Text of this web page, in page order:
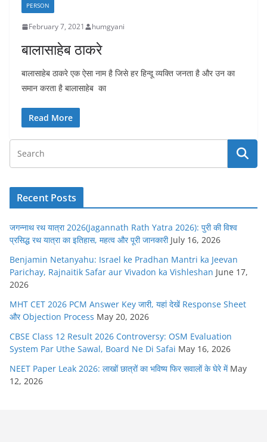
PERSON
February 7, 2021 humgyani
बालासाहेब ठाकरे
बालासाहेब ठाकरे एक ऐसा नाम है जिसे हर हिन्दू व्यक्ति जनता है और उन का
समान करता है बालासाहेब का
Read More
Recent Posts
जगन्नाथ रथ यात्रा 2026(Jagannath Rath Yatra 2026): पुरी की विश्व
प्रसिद्ध रथ यात्रा का इतिहास, महत्व और पूरी जानकारी July 16, 2026
Benjamin Netanyahu: Israel ke Pradhan Mantri ka Jeevan
Parichay, Rajnaitik Safar aur Vivadon ka Vishleshan June 17,
2026
MHT CET 2026 PCM Answer Key जारी, यहां देखें Response Sheet
और Objection Process May 20, 2026
CBSE Class 12 Result 2026 Controversy: OSM Evaluation
System Par Uthe Sawal, Board Ne Di Safai May 16, 2026
NEET Paper Leak 2026: लाखों छात्रों का भविष्य फिर सवालों के घेरे में May
12, 2026